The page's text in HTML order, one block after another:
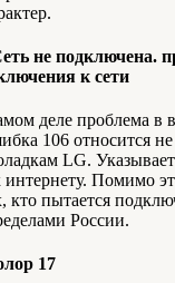
не подключена.
к сети
деле проблема в
106 относится
LG.
Помимо
кто пытается
России.
17